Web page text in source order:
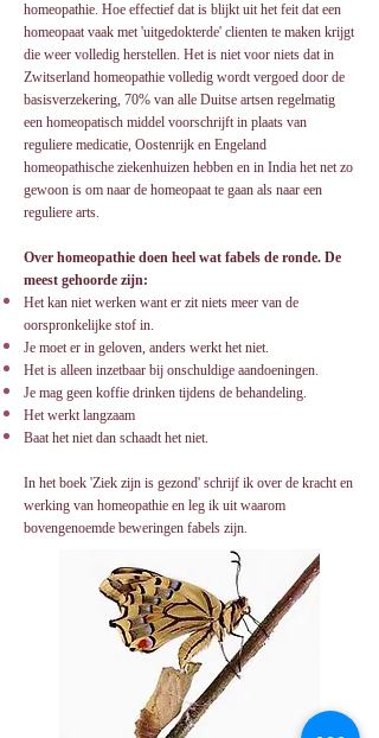
homeopathie. Hoe effectief dat is blijkt uit het feit dat een
homeopaat vaak met 'uitgedokterde' clienten te maken krijgt
die weer volledig herstellen. Het is niet voor niets dat in
Zwitserland homeopathie volledig wordt vergoed door de
basisverzekering, 70% van alle Duitse artsen regelmatig
een homeopatisch middel voorschrijft in plaats van
reguliere medicatie, Oostenrijk en Engeland
homeopathische ziekenhuizen hebben en in India het net zo
gewoon is om naar de homeopaat te gaan als naar een
reguliere arts.
Over homeopathie doen heel wat fabels de ronde. De
meest gehoorde zijn:
Het kan niet werken want er zit niets meer van de
oorspronkelijke stof in.
Je moet er in geloven, anders werkt het niet.
Het is alleen inzetbaar bij onschuldige aandoeningen.
Je mag geen koffie drinken tijdens de behandeling.
Het werkt langzaam
Baat het niet dan schaadt het niet.
In het boek 'Ziek zijn is gezond' schrijf ik over de kracht en
werking van homeopathie en leg ik uit waarom
bovengenoemde beweringen fabels zijn.